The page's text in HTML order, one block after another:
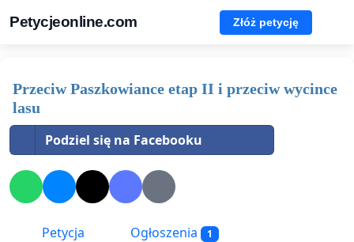
Petycjeonline.com Złóż petycję
Przeciw Paszkowiance etap II i przeciw wycince
lasu
Podziel się na Facebooku
Petycja Ogłoszenia 1